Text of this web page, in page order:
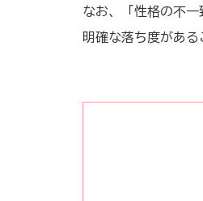
なお、「性格の不
明確な落ち度がある